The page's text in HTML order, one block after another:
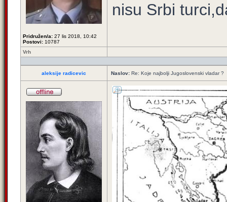
Pridružen/a: 27 lis 2018, 10:42
Postovi: 10787
nisu Srbi
Vrh
aleksije radicevic Naslov: Re: Koje najbolji Jugoslovenski vladar ?